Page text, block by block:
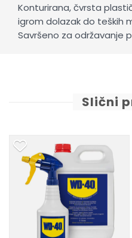
Konturirana, čvrsta
igrom dolazak do teških
Savršeno za održavanje
Slični